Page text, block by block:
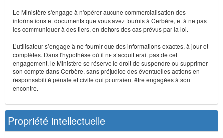
Le Ministère s'engage à n'opérer aucune commercialisation des
informations et documents que vous avez fournis à Cerbère, et à ne pas
les communiquer à des tiers, en dehors des cas prévus par la loi.
L’utilisateur s’engage à ne fournir que des informations exactes, à jour et
complètes. Dans l'hypothèse où il ne s’acquitterait pas de cet
engagement, le Ministère se réserve le droit de suspendre ou supprimer
son compte dans Cerbère, sans préjudice des éventuelles actions en
responsabilité pénale et civile qui pourraient être engagées à son
encontre.
Propriété intellectuelle